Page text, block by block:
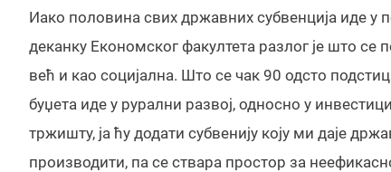
Иако половина свих државних субвенција иде у
деканку Економског факултета разлог је што
већ и као социјална. Што се чак 90 одсто
буџета иде у рурални развој, односно у
тржишту, ја ћу додати субвенију коју ми даје
производити, па се ствара простор за